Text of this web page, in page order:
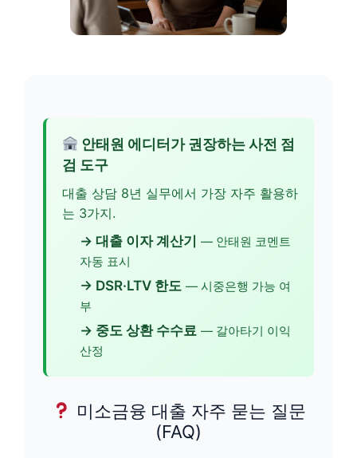
안태원 에디터가 권장하는 사전 점
검 도구
대출 상담 8년 실무에서 가장 자주 활용하
는 3가지.
→ 대출 이자 계산기
— 안태원 코멘트
자동 표시
→ DSR·LTV 한도 — 시중은행 가능 여
부
→ 중도 상환 수수료 — 갈아타기 이익
산정
미소금융 대출 자주 묻는 질문
(FAQ)